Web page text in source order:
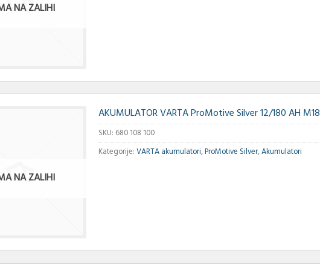
NA ZALIHI
NA ZALIHI
AKUMULATOR VARTA ProMotive Silver 12/180 AH M18
SKU: 680 108 100
Kategorije:VARTA akumulatori,ProMotive Silver,Akumulatori